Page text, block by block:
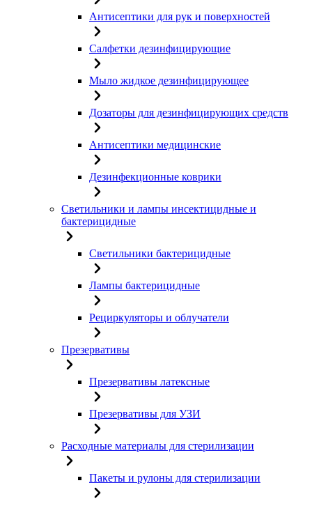
Антисептики для рук и поверхностей
Салфетки дезинфицирующие
Мыло жидкое дезинфицирующее
Дозаторы для дезинфицирующих средств
Антисептики медицинские
Дезинфекционные коврики
Светильники и лампы инсектицидные и
бактерицидные
Светильники бактерицидные
Лампы бактерицидные
Рециркуляторы и облучатели
Презервативы
Презервативы латексные
Презервативы для УЗИ
Расходные материалы для стерилизации
Пакеты и рулоны для стерилизации